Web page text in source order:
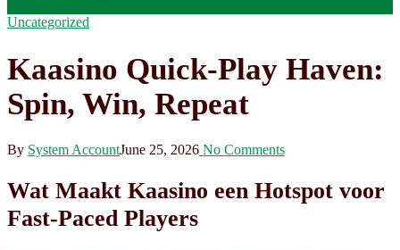
Uncategorized
Kaasino Quick‑Play Haven:
Spin, Win, Repeat
By System AccountJune 25, 2026 No Comments
Wat Maakt Kaasino een Hotspot voor
Fast‑Paced Players